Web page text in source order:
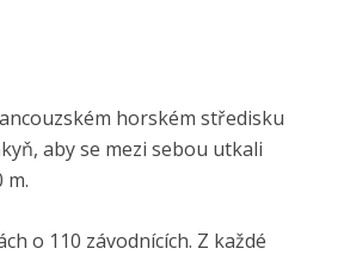
horském středisku
aby se mezi sebou utkali
m.
o 110 závodnících. Z každé